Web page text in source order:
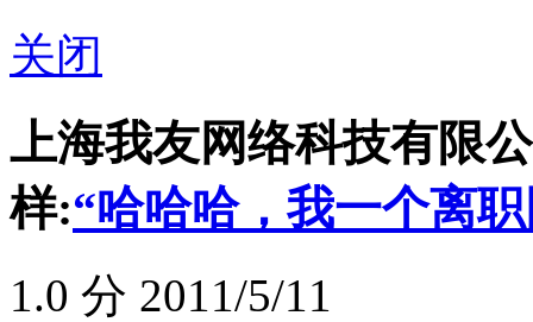
关闭
上海我友网络科技有限
样:“哈哈哈，我一个离
1.0 分 2011/5/11